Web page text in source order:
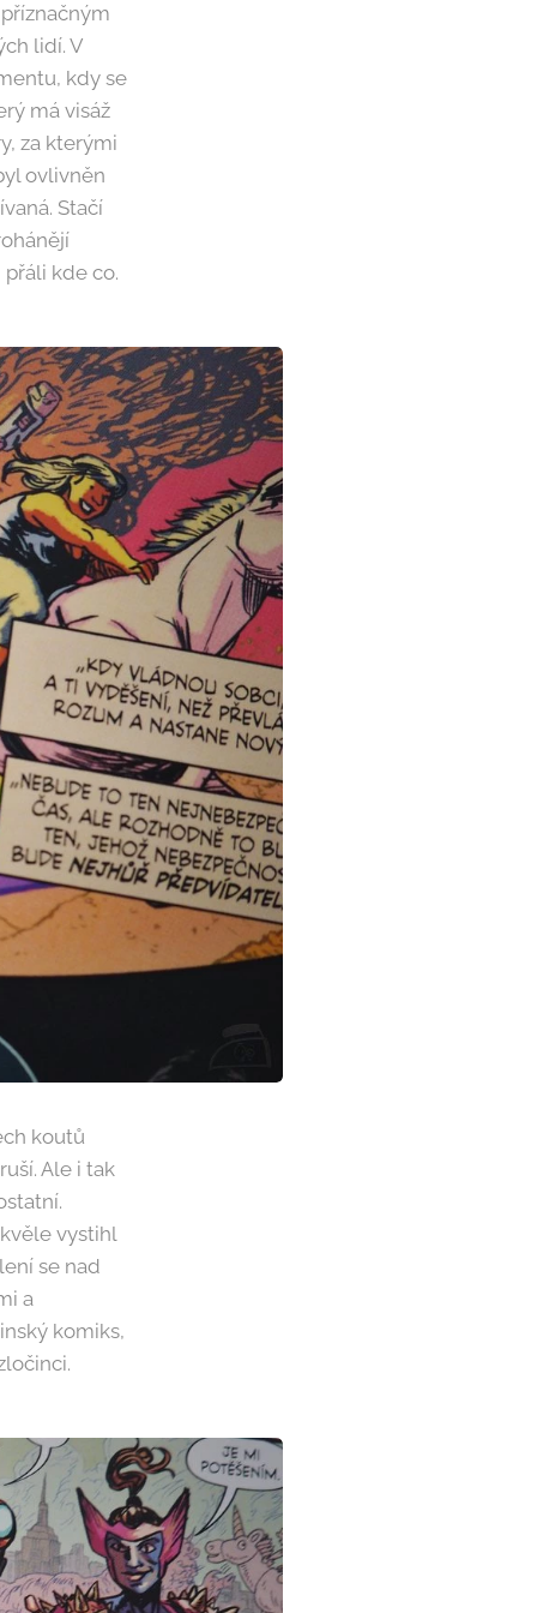
lidí. V
kdy se
má visáž
za kterými
ovlivněn
Stačí
kde co.
koutů
Ale i tak
vystihl
se nad
a
komiks,